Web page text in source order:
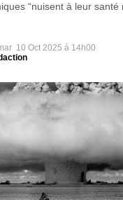
“nuisent à leur santé
10 Oct 2025 à 14h00